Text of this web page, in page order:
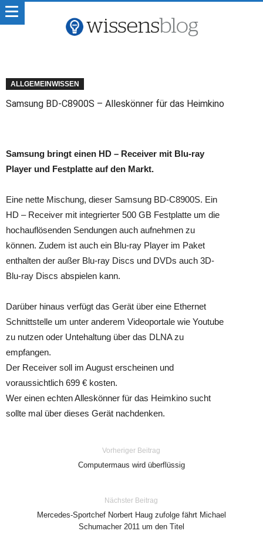
ALLGEMEINWISSEN
Samsung BD-C8900S – Alleskönner für das Heimkino
Samsung bringt einen HD – Receiver mit Blu-ray
Player und Festplatte auf den Markt.
Eine nette Mischung, dieser Samsung BD-C8900S. Ein
HD – Receiver mit integrierter 500 GB Festplatte um die
hochauflösenden Sendungen auch aufnehmen zu
können. Zudem ist auch ein Blu-ray Player im Paket
enthalten der außer Blu-ray Discs und DVDs auch 3D-
Blu-ray Discs abspielen kann.
Darüber hinaus verfügt das Gerät über eine Ethernet
Schnittstelle um unter anderem Videoportale wie Youtube
zu nutzen oder Untehaltung über das DLNA zu
empfangen.
Der Receiver soll im August erscheinen und
voraussichtlich 699 € kosten.
Wer einen echten Alleskönner für das Heimkino sucht
sollte mal über dieses Gerät nachdenken.
Vorheriger Beitrag
Computermaus wird überflüssig
Nächster Beitrag
Mercedes-Sportchef Norbert Haug zufolge fährt Michael
Schumacher 2011 um den Titel